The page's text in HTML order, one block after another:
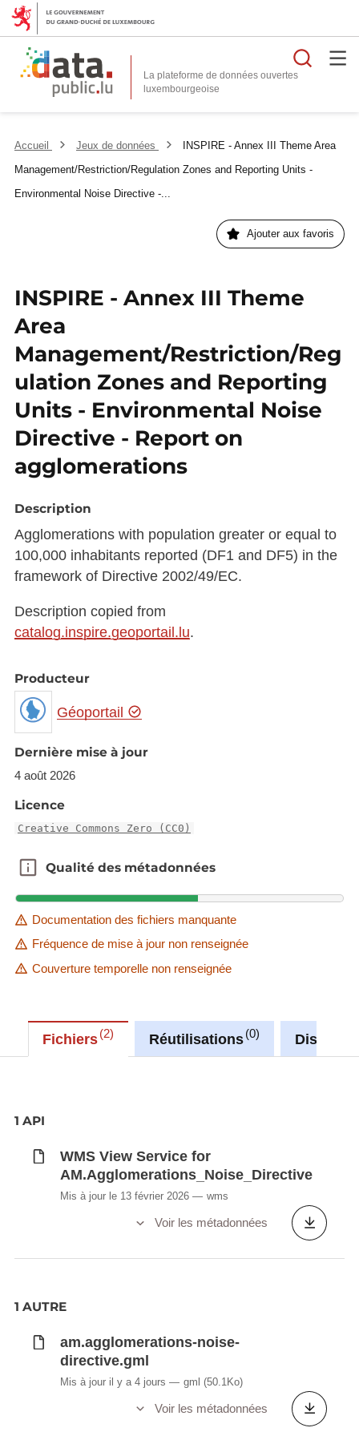
La plateforme de données ouvertes
Accueil Jeux de données
INSPIRE - Annex III Theme Area
Management/Restriction/Regulation Zones and Reporting Units -
Environmental Noise Directive -...
Ajouter aux favoris
INSPIRE - Annex III Theme
Area
Management/Restriction/Reg
ulation Zones and Reporting
Units - Environmental Noise
Directive - Report on
agglomerations
Description
Agglomerations with population greater or equal to
100,000 inhabitants reported (DF1 and DF5) in the
framework of Directive 2002/49/EC.
Description copied from
catalog.inspire.geoportail.lu.
Producteur
Géoportail
Dernière mise à jour
4 août 2026
Licence
Creative Commons Zero (CC0)
Qualité des métadonnées
Qualité des métadonnées
Documentation des fichiers manquante
Fréquence de mise à jour non renseignée
Couverture temporelle non renseignée
Fichiers 2 Réutilisations 0
1 API
WMS View Service for
AM.Agglomerations_Noise_Directive
Mis à jour le 13 février 2026 wms
Voir les métadonnées
1 AUTRE
am.agglomerations-noise-
directive.gml
Mis à jour il y a 4 jours gml (50.1Ko)
Voir les métadonnées